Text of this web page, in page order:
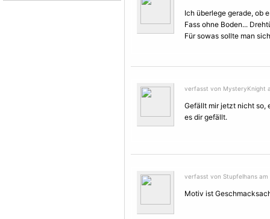
Ich überlege gerade, ob
Fass ohne Boden...
Für sowas sollte man
verfasst von MysteryKnight
Gefällt mir jetzt nicht so,
es dir gefällt.
verfasst von Stupfelhans am
Motiv ist